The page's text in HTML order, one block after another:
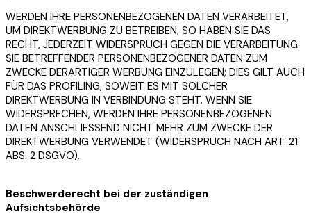
WERDEN IHRE PERSONENBEZOGENEN DATEN VERARBEITET,
UM DIREKTWERBUNG ZU BETREIBEN, SO HABEN SIE DAS
RECHT, JEDERZEIT WIDERSPRUCH GEGEN DIE VERARBEITUNG
SIE BETREFFENDER PERSONENBEZOGENER DATEN ZUM
ZWECKE DERARTIGER WERBUNG EINZULEGEN; DIES GILT AUCH
FÜR DAS PROFILING, SOWEIT ES MIT SOLCHER
DIREKTWERBUNG IN VERBINDUNG STEHT. WENN SIE
WIDERSPRECHEN, WERDEN IHRE PERSONENBEZOGENEN
DATEN ANSCHLIESSEND NICHT MEHR ZUM ZWECKE DER
DIREKTWERBUNG VERWENDET (WIDERSPRUCH NACH ART. 21
ABS. 2 DSGVO).
Beschwerderecht bei der zuständigen
Aufsichtsbehörde